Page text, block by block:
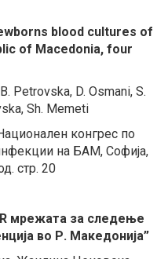
blood cultures of
of Macedonia, four
B. Petrovska, D. Osmani, S.
Sh. Memeti
конгрес по
на БАМ, Софија,
стр. 20
мрежата за следење
во Р. Македонија”